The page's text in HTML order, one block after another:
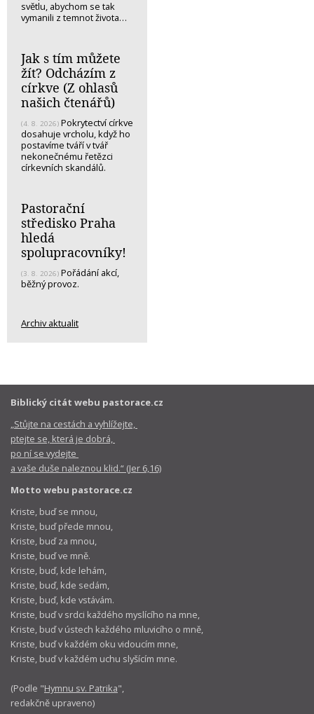
světlu, abychom se tak
vymanili z temnot života…
Jak s tím můžete
žít? Odcházím z
církve (Z ohlasů
našich čtenářů)
(4. 8. 2026) Pokrytectví církve
dosahuje vrcholu, když ho
postavíme tváří v tvář
nekonečnému řetězci
církevních skandálů.
Pastorační
středisko Praha
hledá
spolupracovníky!
(3. 8. 2026) Pořádání akcí,
běžný provoz.
Archiv aktualit
Biblický citát webu pastorace.cz
„Stůjte na cestách a vyhlížejte,
ptejte se, která je dobrá,
po ní se vydejte
a vaše duše naleznou klid.“ (Jer 6,16)
Motto webu pastorace.cz
Kriste, buď se mnou,
Kriste, buď přede mnou,
Kriste, buď za mnou,
Kriste, buď ve mně.
Kriste, buď, kde lehám,
Kriste, buď, kde sedám,
Kriste, buď, kde vstávám.
Kriste, buď v srdci každého myslícího na mne,
Kriste, buď v ústech každého mluvicího o mně,
Kriste, buď v každém oku vidoucím mne,
Kriste, buď v každém uchu slyšícím mne.
(Podle "Hymnu sv. Patrika",
redakčně upraveno)